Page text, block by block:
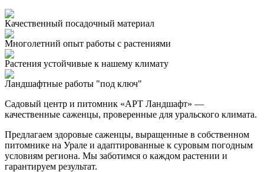
Качественный посадочный материал
Многолетний опыт работы с растениями
Растения устойчивые к нашему климату
Ландшафтные работы "под ключ"
Садовый центр и питомник «АРТ Ландшафт» —
качественные саженцы, проверенные для уральского климата.
Предлагаем здоровые саженцы, выращенные в собственном
питомнике на Урале и адаптированные к суровым погодным
условиям региона. Мы заботимся о каждом растении и
гарантируем результат.